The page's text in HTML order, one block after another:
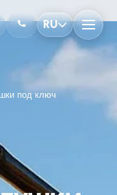
RU
под ключ